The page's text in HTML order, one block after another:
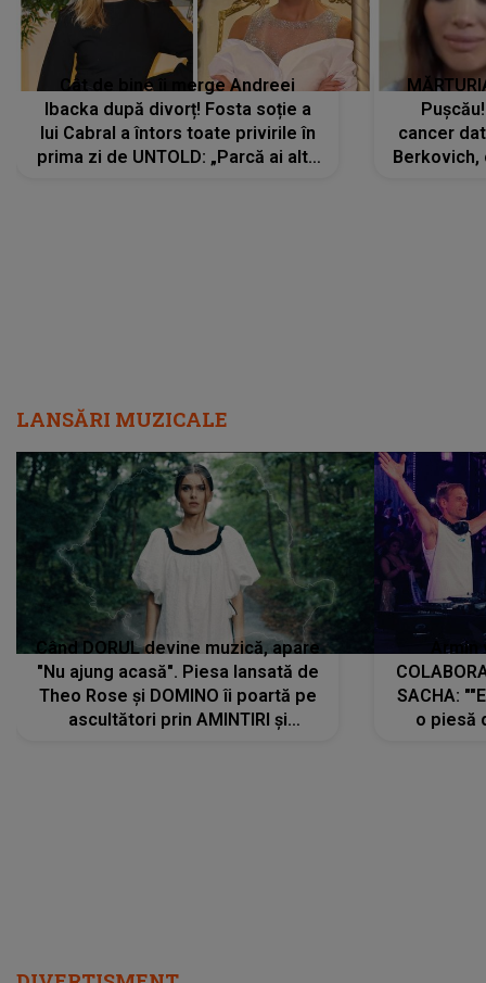
Cât de bine îi merge Andreei
Ibacka după divorț! Fosta soție a
lui Cabral a întors toate privirile în
prima zi de UNTOLD: „Parcă ai altă
cancer
LANSĂRI MUZICALE
Când DORUL devine muzică, apare
"Nu ajung acasă". Piesa lansată de
Theo Rose și DOMINO îi poartă pe
ascultători prin AMINTIRI și
SACHA:
o piesă